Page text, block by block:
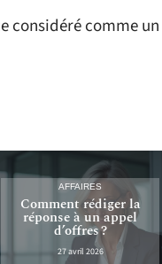
considéré comme un
AFFAIRES
Comment rédiger la
réponse à un appel
d’offres ?
27 avril 2026